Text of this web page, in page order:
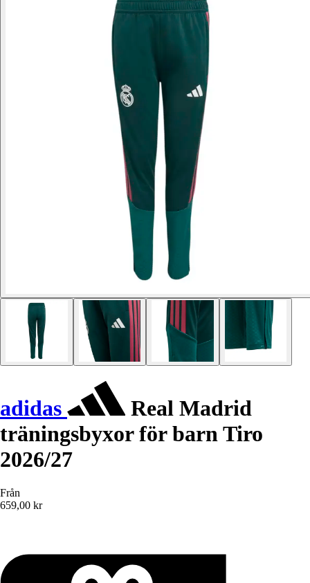
adidas
Real Madrid
träningsbyxor för barn Tiro
2026/27
Från
659,00 kr